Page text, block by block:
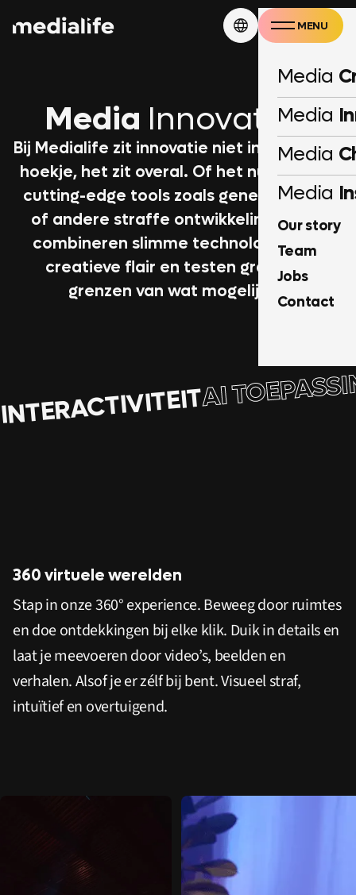
Media
Media
Media
Media
Our story
Team
Jobs
Contact
MENU
CLOSE
Media Innovation
Bij Medialife zit innovatie niet in een apart
hoekje, het zit overal. Of het nu gaat om
cutting-edge tools zoals generatieve AI
of andere straffe ontwikkelingen. We
combineren slimme technologie met
creatieve flair en testen graag de
grenzen van wat mogelijk is.
INTERACTIVITEITAI
360 virtuele werelden
Stap in onze 360° experience. Beweeg door ruimtes
en doe ontdekkingen bij elke klik. Duik in details en
laat je meevoeren door video’s, beelden en
verhalen. Alsof je er zélf bij bent. Visueel straf,
intuïtief en overtuigend.